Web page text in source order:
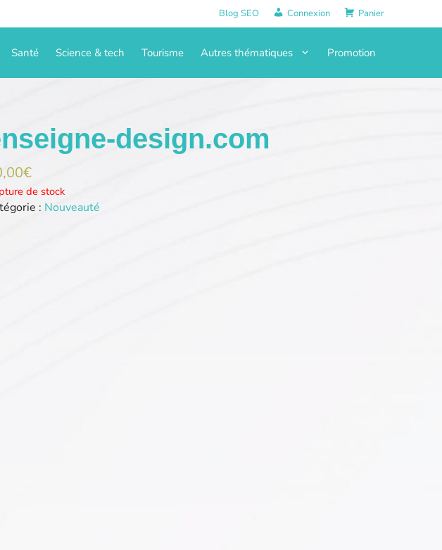
Blog SEO Connexion Panier
Santé Science & tech Tourisme Autres thématiques Promotion
design.com
€
de stock
: Nouveauté